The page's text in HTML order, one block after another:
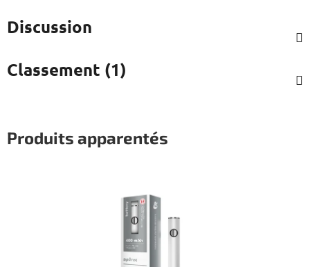
Discussion
Classement (1)
Produits apparentés